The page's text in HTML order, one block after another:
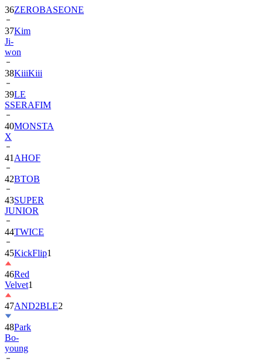
36ZEROBASEONE
37Kim
Ji-
won
38KiiiKiii
39LE
SSERAFIM
40MONSTA
X
41 AHOF
42BTOB
43SUPER
JUNIOR
44TWICE
45KickFlip1
46Red
Velvet1
47AND2BLE2
48Park
Bo-
young